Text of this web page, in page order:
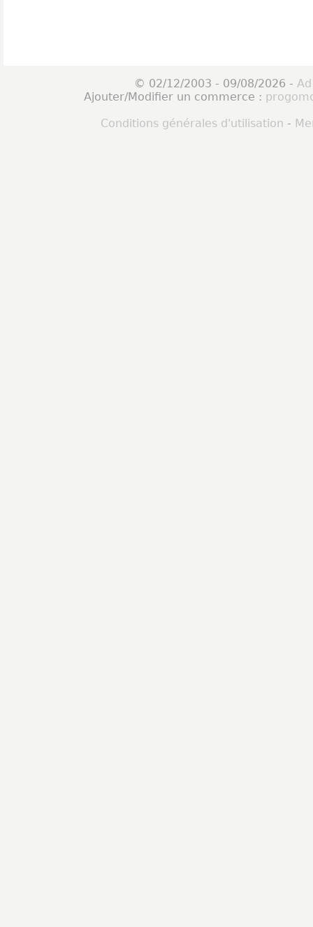
© 02/12/2003 - 09/08/2026 -
Ajouter/Modifier un commerce :
Conditions générales d'utilisation -